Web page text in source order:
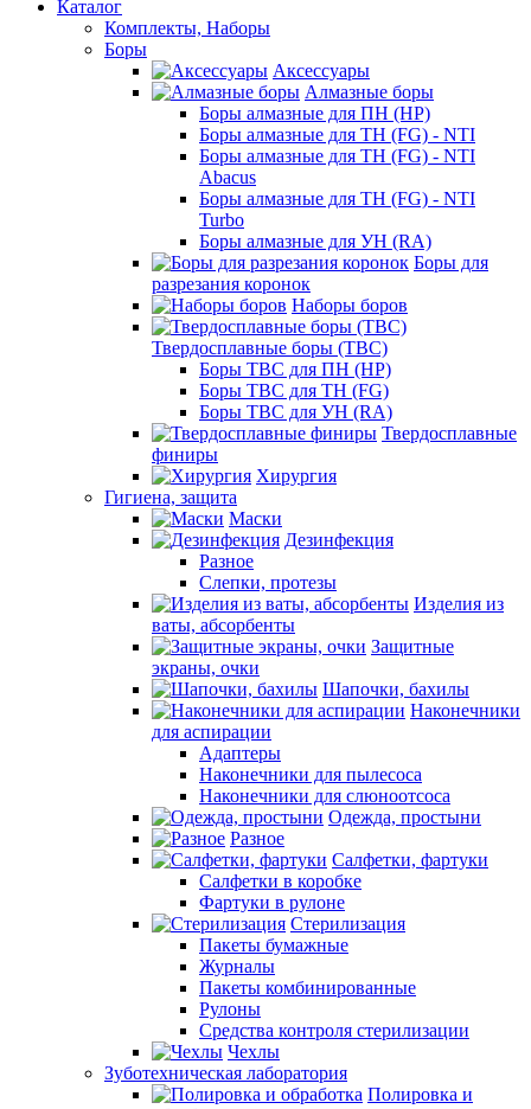
Каталог
Комплекты, Наборы
Боры
Аксессуары
Алмазные боры
Боры алмазные для ПН (HP)
Боры алмазные для ТН (FG) - NTI
Боры алмазные для ТН (FG) - NTI
Abacus
Боры алмазные для ТН (FG) - NTI
Turbo
Боры алмазные для УН (RA)
Боры для
разрезания коронок
Наборы боров
Твердосплавные боры (ТВС)
Боры ТВС для ПН (HP)
Боры ТВС для ТН (FG)
Боры ТВС для УН (RA)
Твердосплавные
финиры
Хирургия
Гигиена, защита
Маски
Дезинфекция
Разное
Слепки, протезы
Изделия из
ваты, абсорбенты
Защитные
экраны, очки
Шапочки, бахилы
Наконечники
для аспирации
Адаптеры
Наконечники для пылесоса
Наконечники для слюноотсоса
Одежда, простыни
Разное
Салфетки, фартуки
Салфетки в коробке
Фартуки в рулоне
Стерилизация
Пакеты бумажные
Журналы
Пакеты комбинированные
Рулоны
Средства контроля стерилизации
Чехлы
Зуботехническая лаборатория
Полировка и